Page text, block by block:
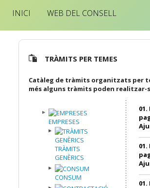
INICI WEB DEL CONSELL
TRÀMITS PER TEMES
Catàleg de tràmits organitzats per
més alguns tràmits poden
EMPRESES
TRÀMITS
GENÈRICS
CONSUM